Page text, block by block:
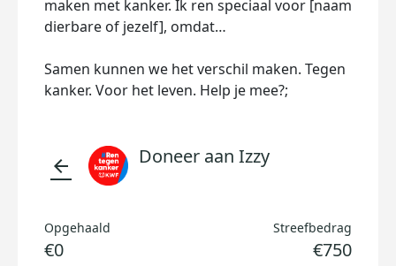
maken met kanker. Ik ren speciaal voor [naam
dierbare of jezelf], omdat…
Samen kunnen we het verschil maken. Tegen
kanker. Voor het leven. Help je mee?;
arrow_back Doneer aan Izzy
Opgehaald
€0
Streefbedrag
€750